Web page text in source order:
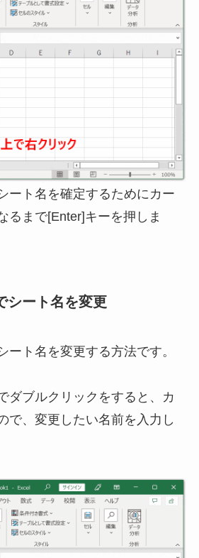
ート名を確定するためにカー
るまで[Enter]キーを押しま
シート名を変更
ート名を変更する方法です。
ダブルクリックをすると、カ
で、変更したい名前を入力し